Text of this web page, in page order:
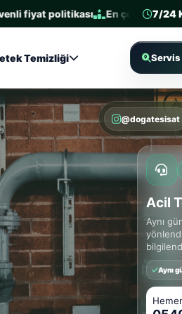
politikası En çok tercih edilen 3.
7/24
Temizliği Servis
@dogatesisat
Acil
Aynı
Aynı